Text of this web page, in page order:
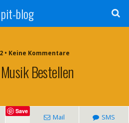
pit-blog
• Keine Kommentare
Bestellen
Save
Mail SMS